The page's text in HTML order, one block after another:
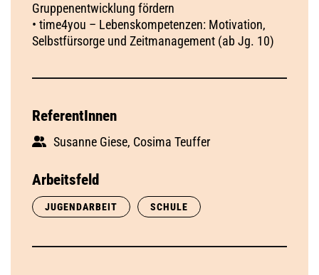
Gruppenentwicklung fördern
• time4you – Lebenskompetenzen: Motivation,
Selbstfürsorge und Zeitmanagement (ab Jg. 10)
ReferentInnen
Susanne Giese, Cosima Teuffer
Arbeitsfeld
JUGENDARBEIT SCHULE